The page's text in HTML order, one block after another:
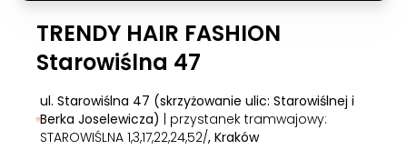
TRENDY HAIR FASHION
Starowiślna 47
ul. Starowiślna 47 (skrzyżowanie ulic: Starowiślnej i
Berka Joselewicza) | przystanek tramwajowy:
STAROWIŚLNA 1,3,17,22,24,52/, Kraków